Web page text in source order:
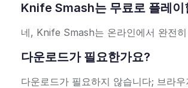
Knife Smash는 무료로 플레이
네, Knife Smash는 온라인에서 완전
다운로드가 필요한가요?
다운로드가 필요하지 않습니다; 브라